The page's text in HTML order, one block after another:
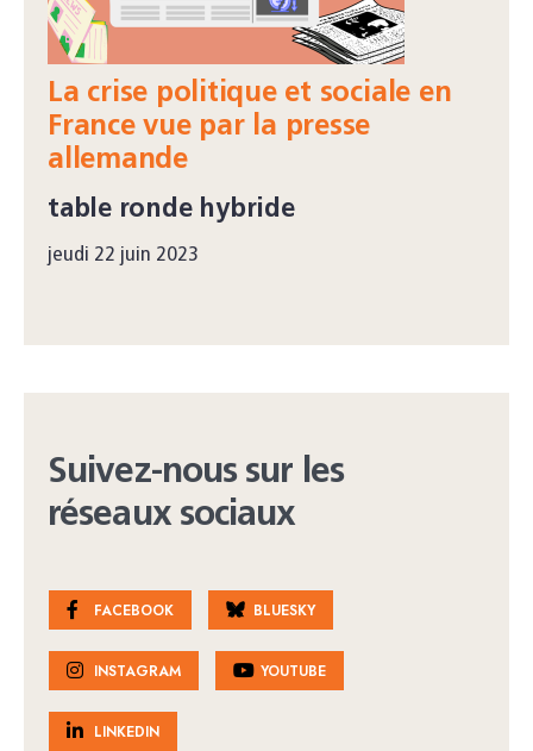
La crise politique et sociale en
France vue par la presse
allemande
table ronde hybride
jeudi 22 juin 2023
Suivez-nous sur les
réseaux sociaux
FACEBOOK BLUESKY
INSTAGRAM YOUTUBE
LINKEDIN